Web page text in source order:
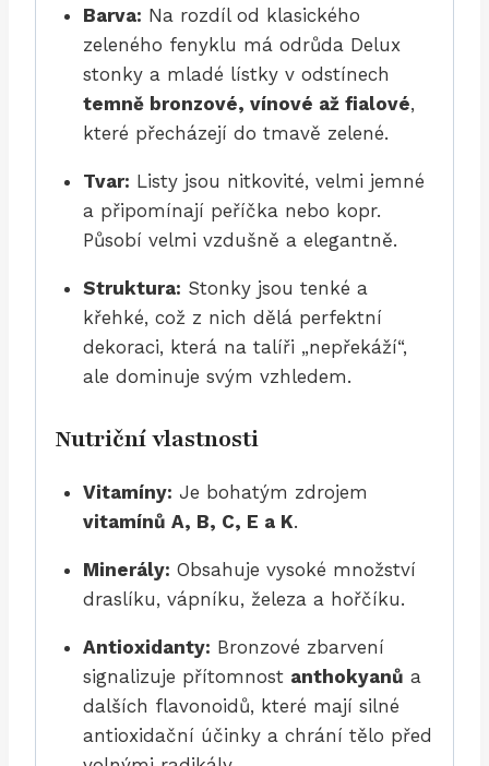
Barva: Na rozdíl od klasického
zeleného fenyklu má odrůda Delux
stonky a mladé lístky v odstínech
temně bronzové, vínové až fialové,
které přecházejí do tmavě zelené.
Tvar: Listy jsou nitkovité, velmi jemné
a připomínají peříčka nebo kopr.
Působí velmi vzdušně a elegantně.
Struktura: Stonky jsou tenké a
křehké, což z nich dělá perfektní
dekoraci, která na talíři „nepřekáží“,
ale dominuje svým vzhledem.
Nutriční vlastnosti
Vitamíny: Je bohatým zdrojem
vitamínů A, B, C, E a K.
Minerály: Obsahuje vysoké množství
draslíku, vápníku, železa a hořčíku.
Antioxidanty: Bronzové zbarvení
signalizuje přítomnost anthokyanů a
dalších flavonoidů, které mají silné
antioxidační účinky a chrání tělo před